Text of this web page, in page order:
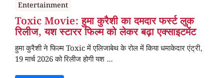
Entertainment
Toxic Movie: हुमा कुरैशी का दमदार फर्स्ट लुक
रिलीज, यश स्टारर फिल्म को लेकर बढ़ा एक्साइटमेंट
हुमा कुरैशी ने फिल्म Toxic में एलिजाबेथ के रोल में किया धमाकेदार एंट्री,
19 मार्च 2026 को रिलीज होगी यश ...